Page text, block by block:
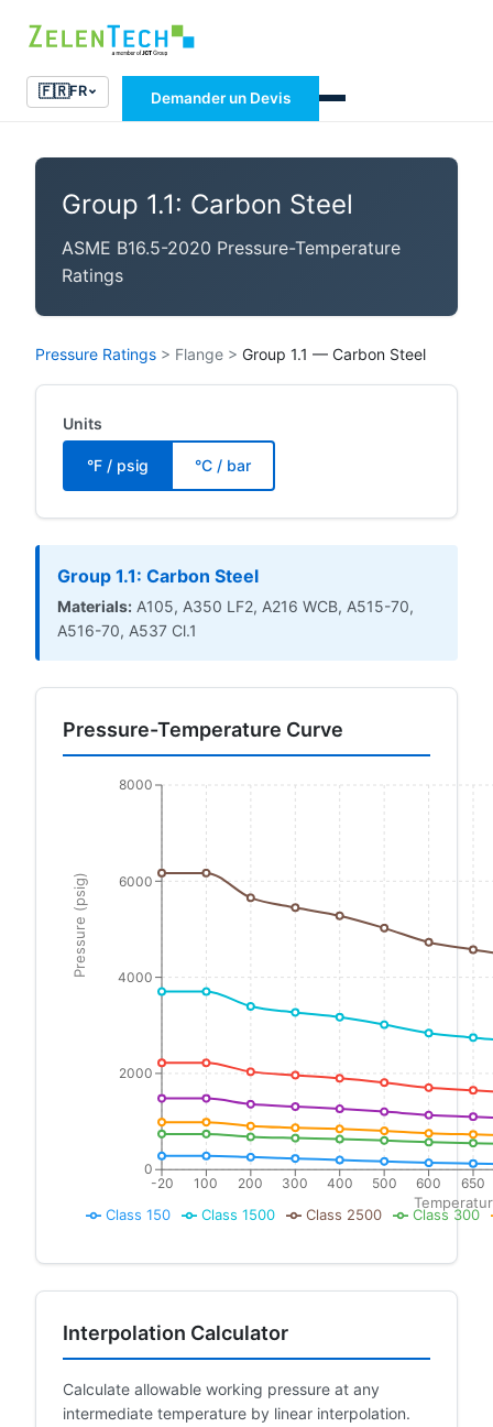
🇫🇷FR Demander un Devis
Group 1.1: Carbon Steel
ASME B16.5-2020 Pressure-Temperature
Ratings
Pressure Ratings > Flange > Group 1.1 — Carbon Steel
Units
°F / psig °C / bar
Group 1.1: Carbon Steel
Materials: A105, A350 LF2, A216 WCB, A515-70,
A516-70, A537 Cl.1
Pressure-Temperature Curve
Class 150 Class 1500 Class 2500 Class 300
-20 100 200 300 400 500 600 650
0
2000
4000
6000
8000
Pressure (psig)
Interpolation Calculator
Calculate allowable working pressure at any
intermediate temperature by linear interpolation.